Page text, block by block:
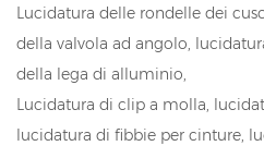
Lucidatura delle rondelle dei
della valvola ad angolo,
della lega di alluminio,
Lucidatura di clip a molla,
lucidatura di fibbie per cinture,